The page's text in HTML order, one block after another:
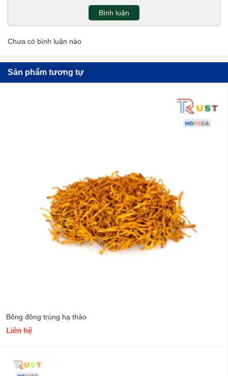
Bình luận
Chưa có bình luận nào
Sản phẩm tương tự
Bông đông trùng hạ thảo
Liên hệ